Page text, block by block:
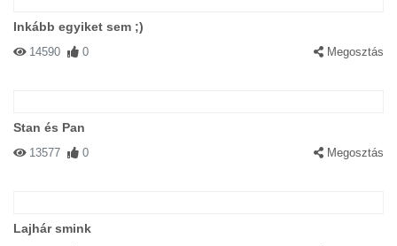
Inkább egyiket sem ;)
14590 0 Megosztás
Stan és Pan
13577 0 Megosztás
Lajhár smink